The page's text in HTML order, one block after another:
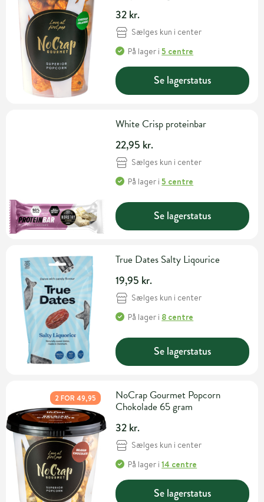
32 kr.
Sælges kun i center
På lager i5 centre
Se lagerstatus
White Crisp proteinbar
22,95 kr.
Sælges kun i center
På lager i5 centre
Se lagerstatus
True Dates Salty Liqourice
19,95 kr.
Sælges kun i center
På lager i 8 centre
Se lagerstatus
2 FOR 49,95
NoCrap Gourmet Popcorn
Chokolade 65 gram
32 kr.
Sælges kun i center
På lager i14 centre
Se lagerstatus